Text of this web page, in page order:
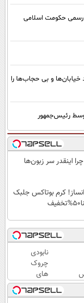
رسمی حکومت اسلامی
بریزند خیابان‌ها و بی حجاب‌ها را
رئیس‌جمهور
اینقدر سر زبون‌ها
کرم بوتاکس جلبک
اما
نابودی
چروک
های
سطحی
و عمقی